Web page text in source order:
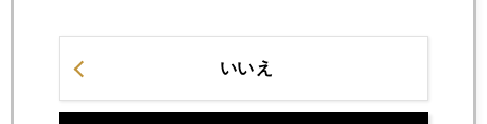
米中株式共倒れリスク
2018年06月25日
いいえ